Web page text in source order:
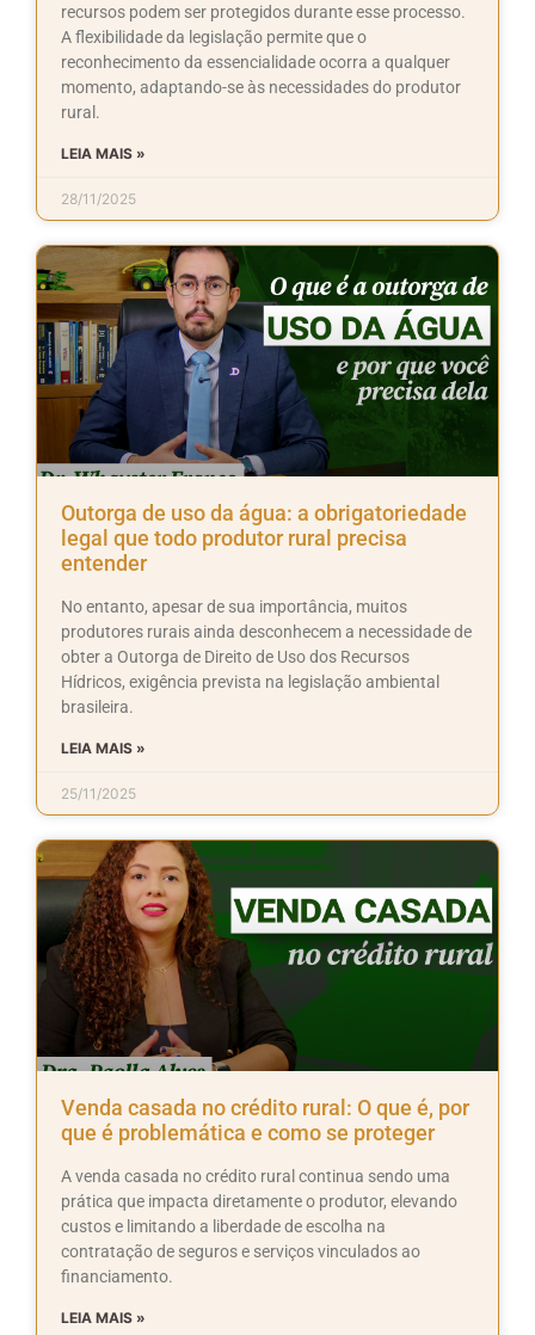
recursos podem ser protegidos durante esse processo.
A flexibilidade da legislação permite que o
reconhecimento da essencialidade ocorra a qualquer
momento, adaptando-se às necessidades do produtor
rural.
LEIA MAIS »
28/11/2025
Outorga de uso da água: a obrigatoriedade
legal que todo produtor rural precisa
entender
No entanto, apesar de sua importância, muitos
produtores rurais ainda desconhecem a necessidade de
obter a Outorga de Direito de Uso dos Recursos
Hídricos, exigência prevista na legislação ambiental
brasileira.
LEIA MAIS »
25/11/2025
Venda casada no crédito rural: O que é, por
que é problemática e como se proteger
A venda casada no crédito rural continua sendo uma
prática que impacta diretamente o produtor, elevando
custos e limitando a liberdade de escolha na
contratação de seguros e serviços vinculados ao
financiamento.
LEIA MAIS »